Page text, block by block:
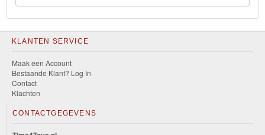
KLANTEN SERVICE
Maak een Account
Bestaande Klant? Log In
Contact
Klachten
CONTACTGEGEVENS